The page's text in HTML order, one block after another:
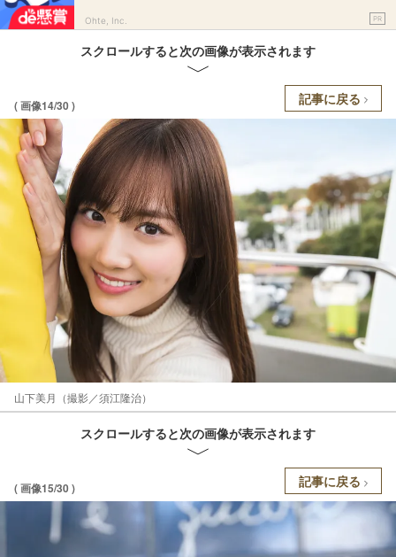
Ohte, Inc. PR
スクロールすると次の画像が表示されます
( 画像14/30 ) 記事に戻る
山下美月（撮影／須江隆治）
スクロールすると次の画像が表示されます
( 画像15/30 ) 記事に戻る